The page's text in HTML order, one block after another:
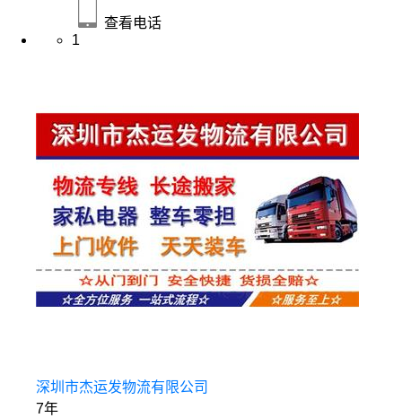
查看电话
1
深圳市杰运发物流有限公司
7年